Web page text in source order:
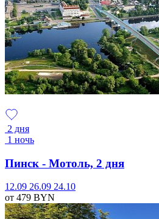
2 дня
1 ночь
Пинск - Мотоль, 2 дня
12.09 26.09 24.10
от 479 BYN